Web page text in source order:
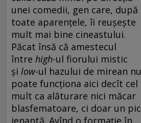
unei comedii, gen care, după
toate aparențele, îi reușește
mult mai bine cineastului.
Păcat însă că amestecul
între high-ul fiorului mistic
și low-ul hazului de mirean nu
poate funcționa aici decît cel
mult ca alăturare nici măcar
blasfematoare, ci doar un pic